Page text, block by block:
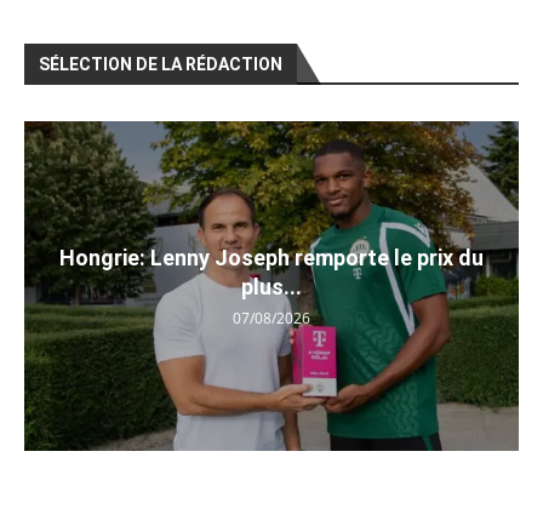
SÉLECTION DE LA RÉDACTION
Hongrie: Lenny Joseph remporte le prix du
plus...
07/08/2026